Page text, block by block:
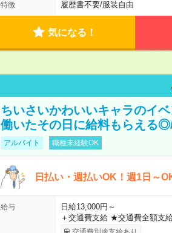
特徴 履歴書不要/服装自由
気になる！
ちいさいかわいいキャラのイ
働いたその日に給料もらえる
アルバイト 職種未経験OK
日払い・週払いOK！週1日～
給与
日給13,000円～
＋交通費支給 ★交通費全額支